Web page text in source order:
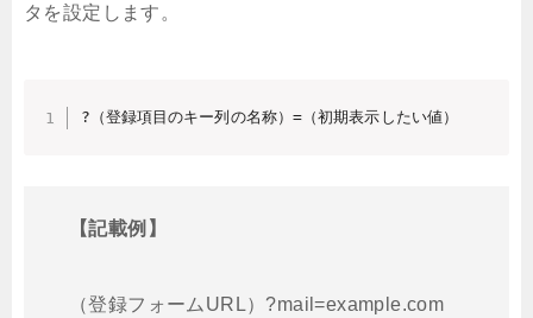
タを設定します。
?（登録項目のキー列の名称）=（初期表示したい値）
【記載例】
（登録フォームURL）?mail=example.com